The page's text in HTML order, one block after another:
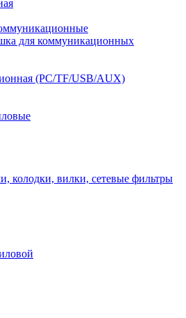
для коммуникационных
(PC/TF/USB/AUX)
колодки, вилки, сетевые фильтры